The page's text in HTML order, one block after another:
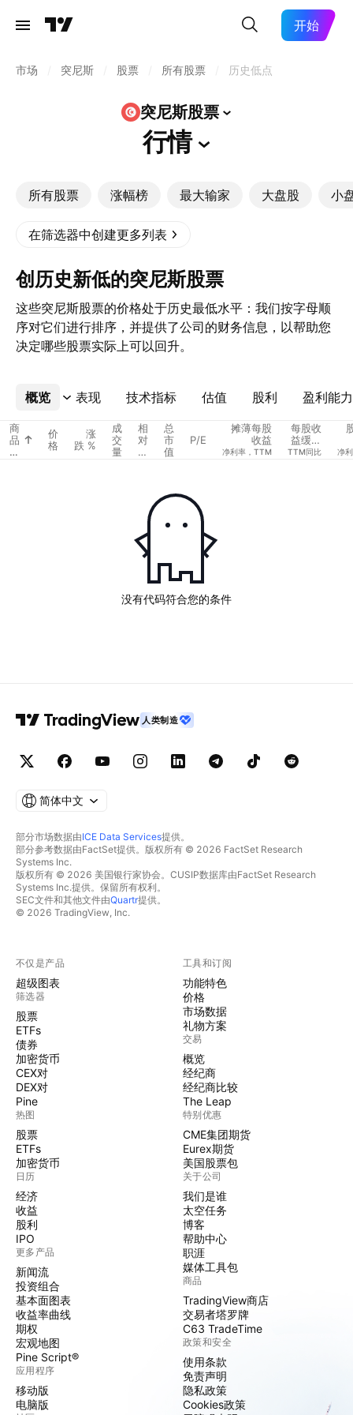
开始
市场 突尼斯 股票 所有股票 历史低点
突尼斯股票
行情
所有股票 涨幅榜 最大输家 大盘股 小
在筛选器中创建更多列表
创历史新低的突尼斯股票
这些突尼斯股票的价格处于历史最低水平：我们按字母顺
序对它们进行排序，并提供了公司的财务信息，以帮助您
决定哪些股票实际上可以回升。
概览 表现 技术指标 估值 股利 盈利能力
更多
商
品
代
价
格
涨
跌 %
成
交
量
相
对
成
总
市
值
P/E
摊薄每股
收益
净利率，TTM
每股收
益缓慢
增长
TTM同比 净
没有代码符合您的条件
人类制造
简体中文
部分市场数据由ICE Data Services提供。
部分参考数据由FactSet提供。版权所有 © 2026 FactSet Research
Systems Inc.
版权所有 © 2026 美国银行家协会。CUSIP数据库由FactSet Research
Systems Inc.提供。保留所有权利。
SEC文件和其他文件由Quartr提供。
© 2026 TradingView, Inc.
不仅是产品
超级图表
筛选器
股票
ETFs
债券
加密货币
CEX对
DEX对
Pine
热图
股票
ETFs
加密货币
日历
经济
收益
股利
IPO
更多产品
新闻流
投资组合
基本面图表
收益率曲线
期权
宏观地图
Pine Script®
应用程序
移动版
电脑版
工具和订阅
功能特色
价格
市场数据
礼物方案
交易
概览
经纪商
经纪商比较
The Leap
特别优惠
CME集团期货
Eurex期货
美国股票包
关于公司
我们是谁
太空任务
博客
帮助中心
职涯
媒体工具包
商品
TradingView商店
交易者塔罗牌
C63 TradeTime
政策和安全
使用条款
免责声明
隐私政策
Cookies政策